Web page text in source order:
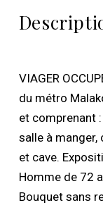
VIAGER
du métro
et comprenant
salle à manger,
et cave.
Homme de 72
Bouquet sans